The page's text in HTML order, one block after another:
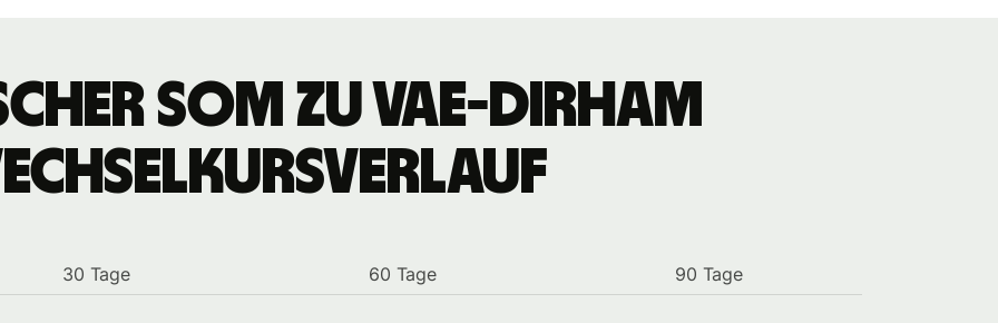
Som zu VAE-Dirham
30 Tage 60 Tage 90 Tage